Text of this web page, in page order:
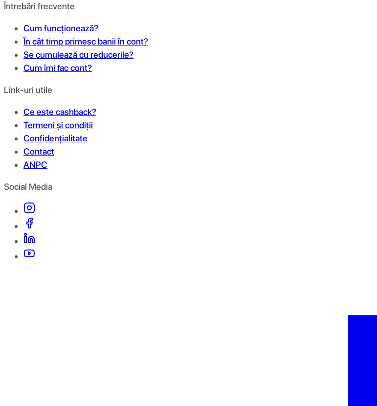
Întrebări frecvente
Cum funcționează?
În cât timp primesc banii în cont?
Se cumulează cu reducerile?
Cum îmi fac cont?
Link-uri utile
Ce este cashback?
Termeni și condiții
Confidențialitate
Contact
ANPC
Social Media